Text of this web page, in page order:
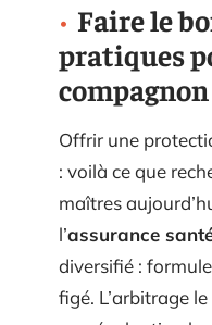
Faire le
pratiques
compagnon
Offrir une
: voilà ce que
maîtres
l’assurance
diversifié :
figé. L’arbitrage